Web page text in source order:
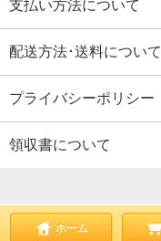
支払い方法について
配送方法･送料について
プライバシーポリシー
領収書について
ホーム